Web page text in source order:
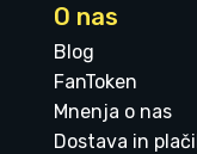
O nas
Blog
FanToken
Mnenja o nas
Dostava in